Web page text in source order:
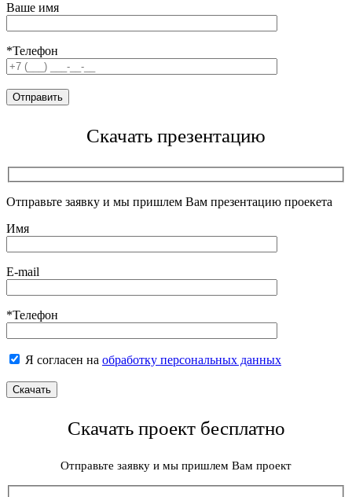
Ваше имя
*Телефон
Скачать презентацию
Отправьте заявку и мы пришлем Вам презентацию проекета
Имя
E-mail
*Телефон
Я согласен на обработку персональных данных
Скачать проект бесплатно
Отправьте заявку и мы пришлем Вам проект